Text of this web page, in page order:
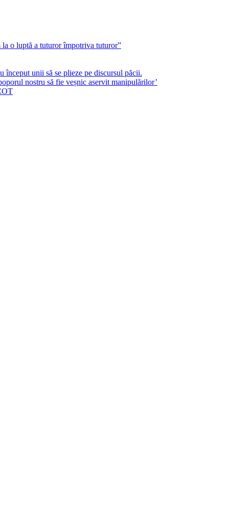
o luptă a tuturor împotriva tuturor”
unii să se plieze pe discursul păcii.
nostru să fie veșnic aservit manipulărilor’